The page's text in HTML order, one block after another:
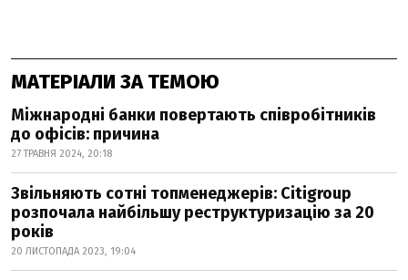
МАТЕРІАЛИ ЗА ТЕМОЮ
Міжнародні банки повертають співробітників
до офісів: причина
27 ТРАВНЯ 2024, 20:18
Звільняють сотні топменеджерів: Citigroup
розпочала найбільшу реструктуризацію за 20
років
20 ЛИСТОПАДА 2023, 19:04